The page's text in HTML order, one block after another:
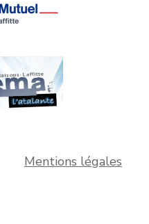
Mentions légales